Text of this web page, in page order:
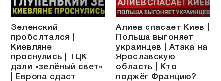
Зеленский
проболтался |
Киевляне
проснулись | ТЦК
дали «зелёный свет»
| Европа сдаст
Алиев спасает Киев |
Польша выгоняет
украинцев | Атака на
Ярославскую
область | Кто
поджёг Францию?